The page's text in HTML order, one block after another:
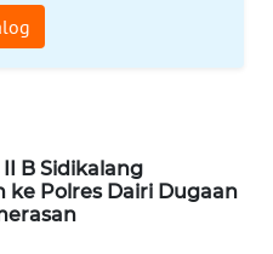
II B Sidikalang
ke Polres Dairi Dugaan